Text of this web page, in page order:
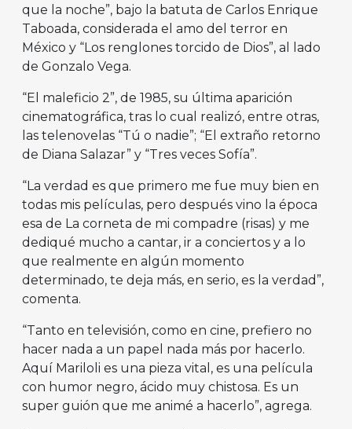
que la noche”, bajo la batuta de Carlos Enrique
Taboada, considerada el amo del terror en
México y “Los renglones torcido de Dios”, al lado
de Gonzalo Vega.
“El maleficio 2”, de 1985, su última aparición
cinematográfica, tras lo cual realizó, entre otras,
las telenovelas “Tú o nadie”; “El extraño retorno
de Diana Salazar” y “Tres veces Sofía”.
“La verdad es que primero me fue muy bien en
todas mis películas, pero después vino la época
esa de La corneta de mi compadre (risas) y me
dediqué mucho a cantar, ir a conciertos y a lo
que realmente en algún momento
determinado, te deja más, en serio, es la verdad”,
comenta.
“Tanto en televisión, como en cine, prefiero no
hacer nada a un papel nada más por hacerlo.
Aquí Mariloli es una pieza vital, es una película
con humor negro, ácido muy chistosa. Es un
super guión que me animé a hacerlo”, agrega.